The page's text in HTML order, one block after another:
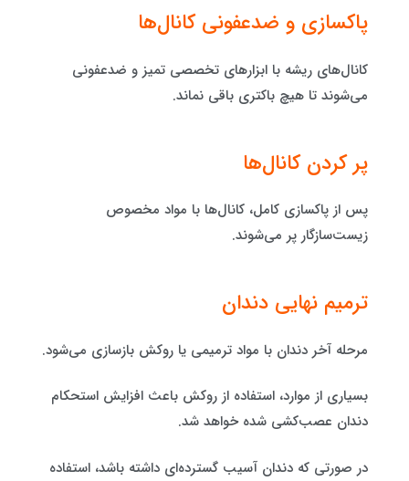
پاکسازی و ضدعفونی کانال‌ها
کانال‌های ریشه با ابزارهای تخصصی تمیز و ضدعفونی
می‌شوند تا هیچ باکتری باقی نماند.
پر کردن کانال‌ها
پس از پاکسازی کامل، کانال‌ها با مواد مخصوص
زیست‌سازگار پر می‌شوند.
ترمیم نهایی دندان
مرحله آخر دندان با مواد ترمیمی یا روکش بازسازی می‌شود.
بسیاری از موارد، استفاده از روکش باعث افزایش استحکام
دندان عصب‌کشی شده خواهد شد.
در صورتی که دندان آسیب گسترده‌ای داشته باشد، استفاده